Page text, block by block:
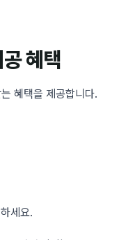
혜택
혜택을 제공합니다.
세요.